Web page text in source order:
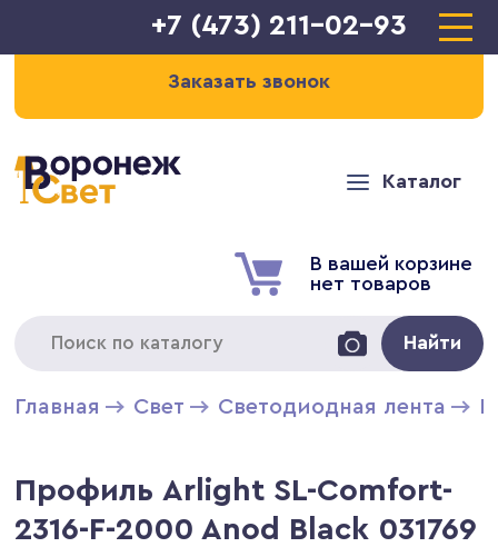
+7 (473) 211-02-93
Заказать звонок
Каталог
В вашей корзине
нет товаров
Найти
Главная Свет Светодиодная лента
Профиль Arlight SL-Comfort-
2316-F-2000 Anod Black 031769